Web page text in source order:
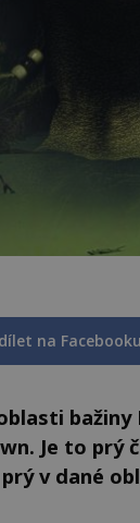
na Facebooku
Je to prý
v dané